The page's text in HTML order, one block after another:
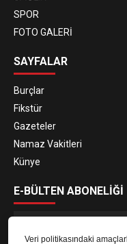
Veri politikasındaki
SPOR
FOTO GALERİ
SAYFALAR
Burçlar
Fikstür
Gazeteler
Namaz Vakitleri
Künye
E-BÜLTEN ABONELİĞİ